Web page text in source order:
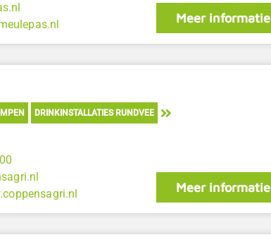
Meer informatie
DRINKINSTALLATIES RUNDVEE
Meer informatie